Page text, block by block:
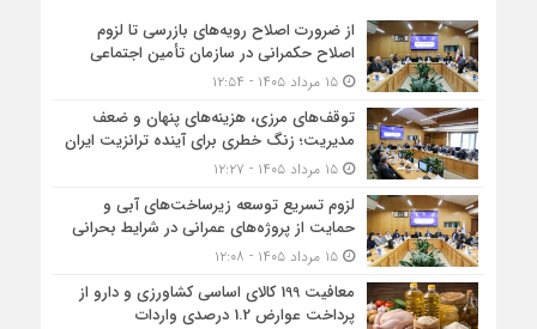
از ضرورت اصلاح رویه‌های بازرسی تا لزوم
اصلاح حکمرانی در سازمان تأمین اجتماعی
۱۵ مرداد ۱۴۰۵ - ۱۲:۵۴
توقف‌های مرزی، هزینه‌های پنهان و ضعف
مدیریت؛ زنگ خطری برای آینده ترانزیت ایران
۱۵ مرداد ۱۴۰۵ - ۱۲:۲۷
لزوم تسریع توسعه زیرساخت‌های آبی و
حمایت از پروژه‌های عمرانی در شرایط بحرانی
۱۵ مرداد ۱۴۰۵ - ۱۲:۰۸
معافیت 199 کالای اساسی کشاورزی و دارو از
پرداخت عوارض 1.2 درصدی واردات